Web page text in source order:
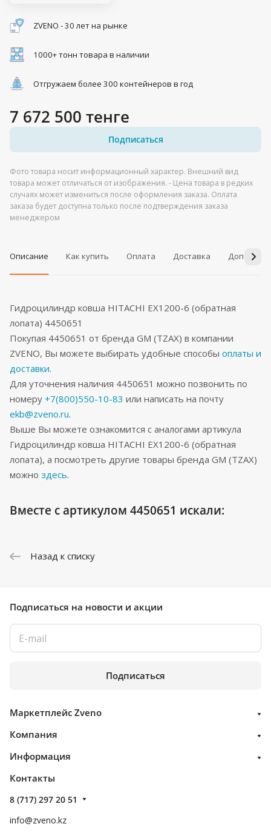
ZVENO - 30 лет на рынке
1000+ тонн товара в наличии
Отгружаем более 300 контейнеров в год
7 672 500 тенге
Подписаться
Фото товара носит информационный характер. Внешний вид
товара может отличаться от изображения. - Цена товара в редких
случаях может измениться после оформления заказа. Оплата
заказа будет доступна только после подтверждения заказа
менеджером
Описание Как купить Оплата Доставка
Гидроцилиндр ковша HITACHI EX1200-6 (обратная
лопата) 4450651
Покупая 4450651 от бренда GM (TZAX) в компании
ZVENO, Вы можете выбирать удобные способы оплаты и
доставки.
Для уточнения наличия 4450651 можно позвонить по
номеру +7(800)550-10-83 или написать на почту
ekb@zveno.ru.
Выше Вы можете ознакомится с аналогами артикула
Гидроцилиндр ковша HITACHI EX1200-6 (обратная
лопата), а посмотреть другие товары бренда GM (TZAX)
можно здесь.
Вместе с артикулом 4450651 искали:
Назад к списку
Подписаться на новости и акции
Подписаться
Маркетплейс Zveno
Компания
Информация
Контакты
8 (717) 297 20 51
info@zveno.kz